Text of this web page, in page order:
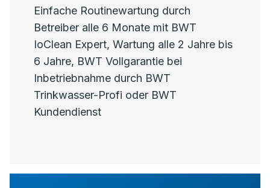
Einfache Routinewartung durch
Betreiber alle 6 Monate mit BWT
IoClean Expert, Wartung alle 2 Jahre bis
6 Jahre, BWT Vollgarantie bei
Inbetriebnahme durch BWT
Trinkwasser-Profi oder BWT
Kundendienst